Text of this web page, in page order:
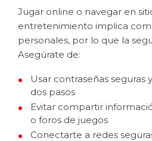
Jugar online o navegar en
entretenimiento implica
personales, por lo que la
Asegúrate de:
Usar contraseñas seguras
dos pasos
Evitar compartir
o foros de juegos
Conectarte a redes